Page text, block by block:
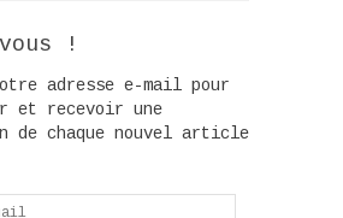
!
adresse e-mail pour
et recevoir une
de chaque nouvel article